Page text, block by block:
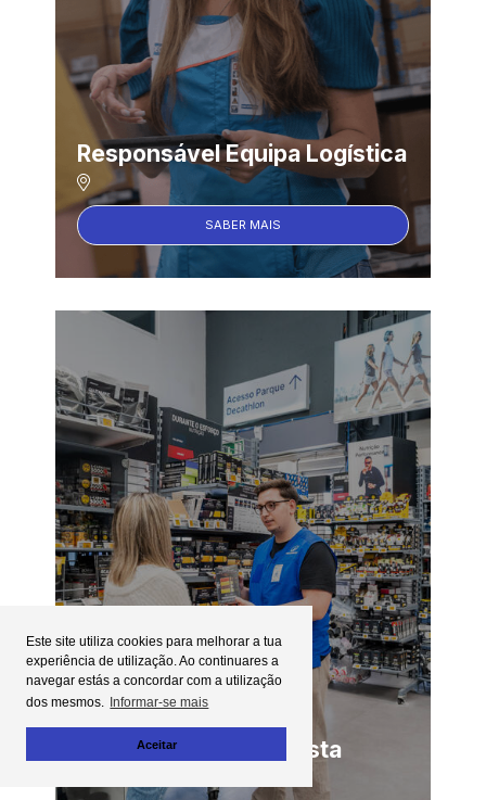
Este site utiliza cookies para melhorar a tua
experiência de utilização. Ao continuares a
navegar estás a concordar com a utilização
dos mesmos. Informar-se mais
Aceitar
Responsável Equipa Logística
SABER MAIS
Vendedor/a desportista